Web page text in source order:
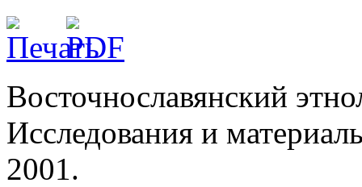
Восточнославянский
Исследования и
2001.